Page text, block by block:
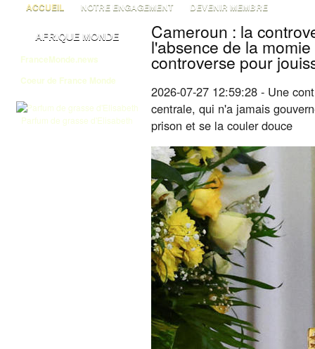
ACCUEIL NOTRE ENGAGEMENT DEVENIR MEMBRE
AFRIQUE MONDE
FranceMonde.news
Coeur de France Monde
Parfum de grasse d'Elisabeth
Cameroun : la
l'absence de la
controverse pour
2026-07-27 12:59:28 - Une
centrale, qui n'a jamais
prison et se la couler douce